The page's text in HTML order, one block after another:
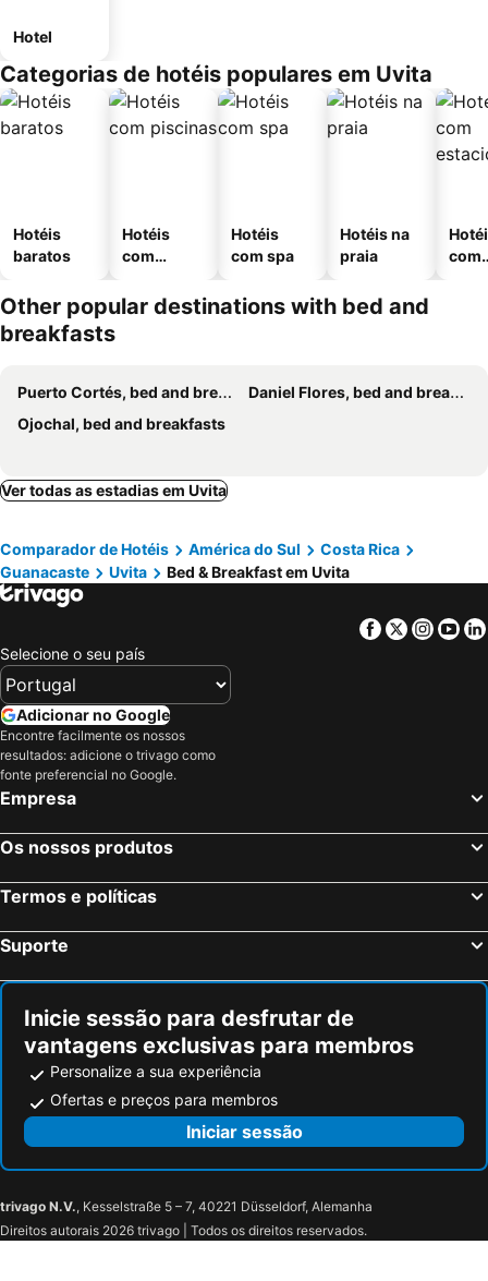
Hotel
Categorias de hotéis populares em Uvita
Hotéis
baratos
Hotéis
com
Hotéis
com spa
Hotéis na
praia
com
Other popular destinations with bed and
breakfasts
Puerto Cortés, bed and breakfasts
Daniel Flores, bed and breakfasts
Ojochal, bed and breakfasts
Ver todas as estadias em Uvita
Comparador de Hotéis América do Sul
Costa Rica
Guanacaste
Uvita Bed & Breakfast em Uvita
Facebook
Twitter
Selecione o seu país
Adicionar no Google
Encontre facilmente os nossos
resultados: adicione o trivago como
fonte preferencial no Google.
Empresa
Os nossos produtos
Termos e políticas
Suporte
Inicie sessão para desfrutar de
vantagens exclusivas para membros
Personalize a sua experiência
Ofertas e preços para membros
Iniciar sessão
trivago N.V., Kesselstraße 5 – 7, 40221 Düsseldorf, Alemanha
Direitos autorais 2026 trivago | Todos os direitos reservados.